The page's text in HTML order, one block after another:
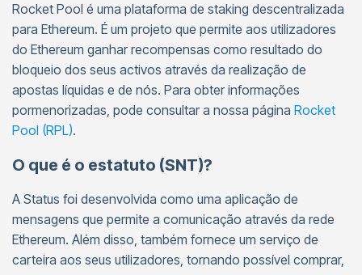
Rocket Pool é uma plataforma de staking descentralizada
para Ethereum. É um projeto que permite aos utilizadores
do Ethereum ganhar recompensas como resultado do
bloqueio dos seus activos através da realização de
apostas líquidas e de nós. Para obter informações
pormenorizadas, pode consultar a nossa página Rocket
Pool (RPL).
O que é o estatuto (SNT)?
A Status foi desenvolvida como uma aplicação de
mensagens que permite a comunicação através da rede
Ethereum. Além disso, também fornece um serviço de
carteira aos seus utilizadores, tornando possível comprar,